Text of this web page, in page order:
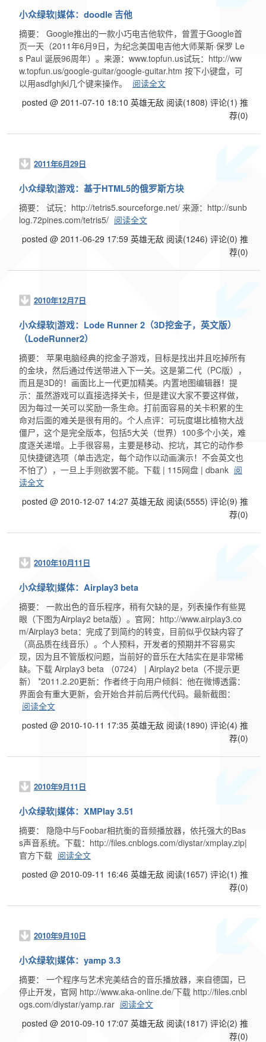
小众绿软|媒体：doodle 吉他
摘要： Google推出的一款小巧电吉他软件，曾置于Google首
页一天（2011年6月9日，为纪念美国电吉他大师莱斯·保罗 Le
s Paul 诞辰96周年）。来源：www.topfun.us试玩：http://ww
w.topfun.us/google-guitar/google-guitar.htm 按下小键盘，可
以用asdfghjkl几个键来操作。
阅读全文
posted @ 2011-07-10 18:10 英雄无敌 阅读(1808) 评论(1) 推
荐(0)
2011年6月29日
小众绿软|游戏：基于HTML5的俄罗斯方块
摘要： 试玩：http://tetris5.sourceforge.net/ 来源：http://sunb
log.72pines.com/tetris5/ 阅读全文
posted @ 2011-06-29 17:59 英雄无敌 阅读(1246) 评论(0) 推
荐(0)
2010年12月7日
小众绿软|游戏：Lode Runner 2（3D挖金子，英文版）
（LodeRunner2）
摘要： 苹果电脑经典的挖金子游戏，目标是找出并且吃掉所有
的金块，然后通过传送带进入下一关。这是第二代（PC版），
而且是3D的！画面比上一代更加精美。内置地图编辑器！提
示：虽然游戏可以直接选择关卡，但是建议大家不要这样做，
因为每过一关可以奖励一条生命。打前面容易的关卡积累的生
命对后面的难关是很有用的。个人点评：可玩度堪比植物大战
僵尸，这个是完全版本，包括5大关（世界）100多个小关，难
度逐关递增。上手很容易，主要是移动、挖坑，其它的动作参
见快捷键选项（单击选定，每个动作以动画演示！不会英文也
不怕了），一旦上手则欲罢不能。下载 | 115网盘 | dbank 阅
读全文
posted @ 2010-12-07 14:27 英雄无敌 阅读(5555) 评论(9) 推
荐(0)
2010年10月11日
小众绿软|媒体：Airplay3 beta
摘要： 一款出色的音乐程序，稍有欠缺的是，列表操作有些晃
眼（下图为Airplay2 beta版）。官网：http://www.airplay3.co
m/Airplay3 beta：完成了到简约的转变，目前似乎仅缺内容了
（高品质在线音乐）。个人预料，开发者的预期并不容易实
现，因为且不管版权问题，当前好的音乐在大陆实在是非常稀
缺。下载 Airplay3 beta （0724） | Airplay2 beta（不提示更
新） *2011.2.20更新：作者终于向用户倾斜：他在微博透露：
界面会有重大更新，会开始合并前后两代代码。最新截图：
阅读全文
posted @ 2010-10-11 17:35 英雄无敌 阅读(1890) 评论(4) 推
荐(0)
2010年9月11日
小众绿软|媒体：XMPlay 3.51
摘要： 隐隐中与Foobar相抗衡的音频播放器，依托强大的Bas
s声音系统。下载：http://files.cnblogs.com/diystar/xmplay.zip|
官方下载 阅读全文
posted @ 2010-09-11 16:46 英雄无敌 阅读(1657) 评论(1) 推
荐(0)
2010年9月10日
小众绿软|媒体：yamp 3.3
摘要： 一个程序与艺术完美结合的音乐播放器，来自德国，已
停止开发，官网 http://www.aka-online.de/下载 http://files.cnbl
ogs.com/diystar/yamp.rar 阅读全文
posted @ 2010-09-10 17:07 英雄无敌 阅读(1817) 评论(2) 推
荐(0)